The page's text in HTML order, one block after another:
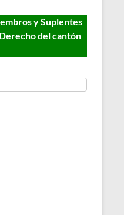
y Suplentes
del cantón